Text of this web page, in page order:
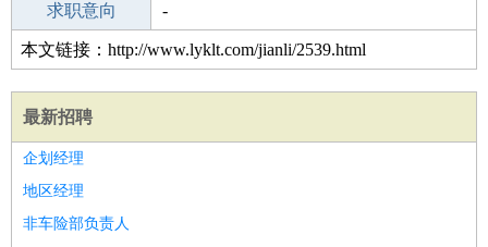
外语水平
求职意向 -
本文链接：http://www.lyklt.com/jianli/2539.html
最新招聘
企划经理
地区经理
非车险部负责人